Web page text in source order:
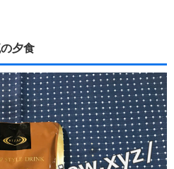
夕食